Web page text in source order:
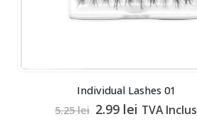
Individual Lashes 01
5.25lei Prețul
2.99 lei Prețul
TVA Inclus